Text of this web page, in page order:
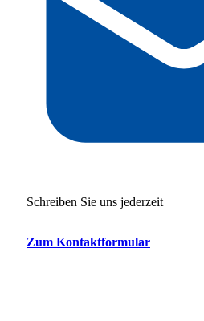
Schreiben Sie uns jederzeit
Zum Kontaktformular